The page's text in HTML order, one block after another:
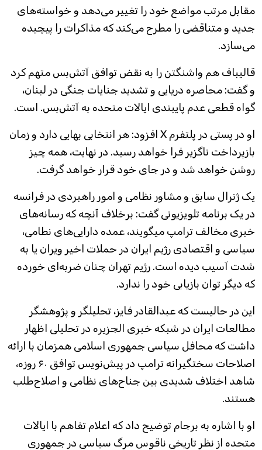
مقابل مرتب مواضع خود را تغییر می‌دهد و خواسته‌های
جدید و متناقضی را مطرح می‌کند که مذاکرات را پیچیده
می‌سازد.
قالیباف هم واشنگتن را به نقض توافق آتش‌بس متهم کرد
و گفت: محاصره دریایی و تشدید جنایات جنگی در لبنان،
گواه قطعی عدم پایبندی ایالات متحده به آتش‌بس. است.
او در پستی در پلتفرم X افزود: هر انتخابی بهایی دارد و زمان
بازپرداخت ناگزیر فرا خواهد رسید. در نهایت، همه چیز
روشن خواهد شد و در جای خود قرار خواهد گرفت.
یک ژنرال سابق و مشاور نظامی و امور راهبردی در فرانسه
در یک برنامه تلویزیونی گفت: برخلاف آنچه که رسانه‌های
خبری مخالف ترامپ میگویند، عمده دارایی‌های نطامی،
سیاسی و اقتصادی رژیم ایران در حملات اخیر ویران یا به
شدت آسیب دیده است. رژیم تهران چنان ضربه‌ای خورده
که دیگر توان بازیابی خود را ندارد.
این در حالیست که عبدالقادر فایز، تحلیلگر و پژوهشگر
مطالعات ایران در شبکه خبری الجزیره در تحلیلی اظهار
داشت که محافل سیاسی جمهوری اسلامی همزمان با ارائه
اصلاحات سختگیرانه ترامپ در پیش‌نویس توافق ۶۰ روزه،
شاهد اختلاف شدیدی بین جناح‌های نظامی و اصلاح‌طلب
هستند.
او با اشاره به برجام توضیح داد که اعلام تفاهم با ایالات
متحده از نظر تاریخی ناقوس مرگ سیاسی در جمهوری